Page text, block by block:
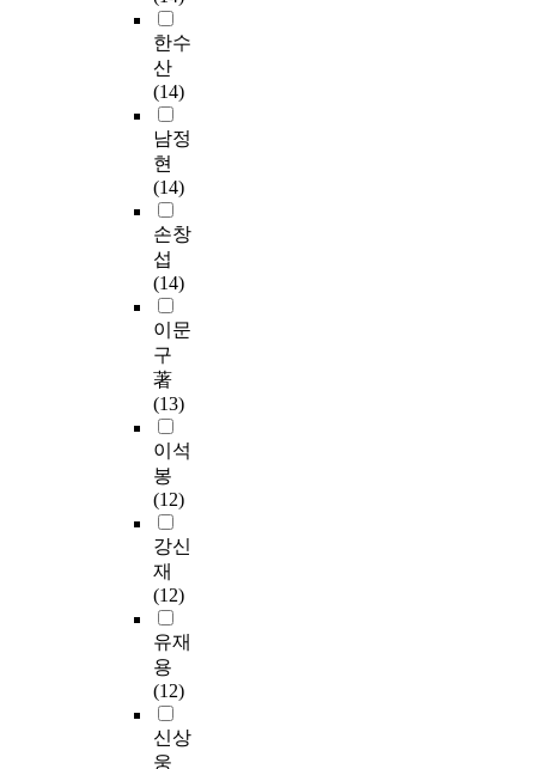
한수
산
(14)
남정
현
(14)
손창
섭
(14)
이문
구
著
(13)
이석
봉
(12)
강신
재
(12)
유재
용
(12)
신상
웅